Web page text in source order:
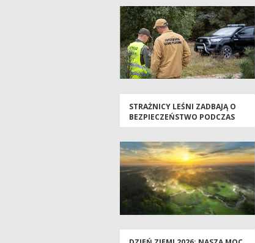
STRAŻNICY LEŚNI ZADBAJĄ O
BEZPIECZEŃSTWO PODCZAS
MAJÓWKI